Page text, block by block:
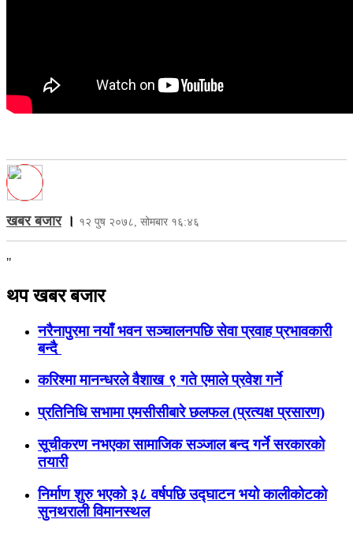
खबर बजार। १२ पुष २०७८, सोमबार १६:४६
"
थप खबर बजार
नरैनापुरमा नयाँ भवन सञ्चालनपछि सेवा प्रवाह प्रभावकारी
बन्दै
करिश्मा मानन्धरले वैशाख ९ गते एमाले प्रवेश गर्ने
प्रतिनिधि सभामा एमसीसीबारे छलफल (प्रत्यक्ष प्रसारण)
सूचीकरण नभएका सामाजिक सञ्जाल बन्द गर्ने सरकारको
तयारी
निर्माण शुरु भएको ३८ वर्षपछि उद्घाटन भयो कालीकोटको
सुनथराली विमानस्थल